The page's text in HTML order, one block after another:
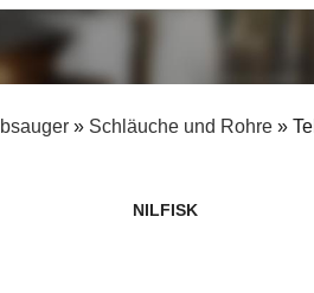
» Schläuche und Rohre »
NILFISK